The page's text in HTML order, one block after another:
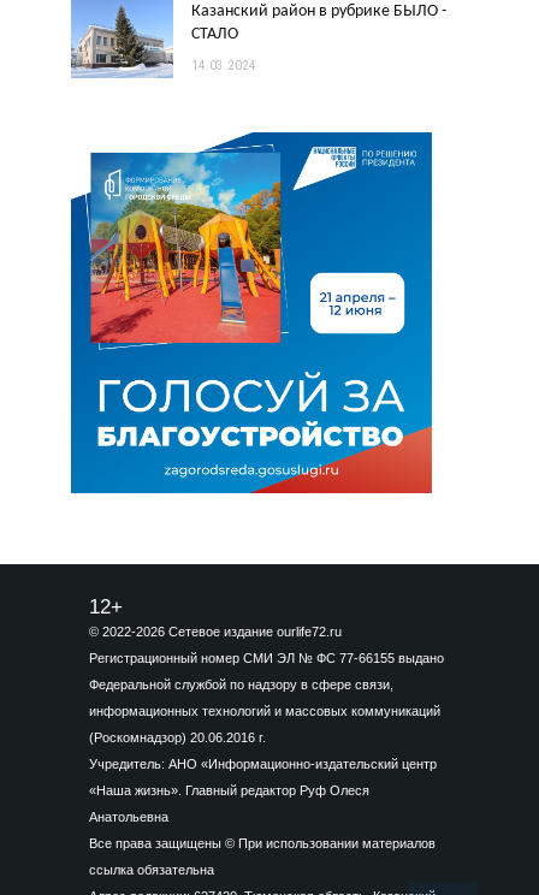
Казанский район в рубрике БЫЛО -
СТАЛО
14.03.2024
12+
© 2022-2026 Сетевое издание ourlife72.ru
Регистрационный номер СМИ ЭЛ № ФС 77-66155 выдано
Федеральной службой по надзору в сфере связи,
информационных технологий и массовых коммуникаций
(Роскомнадзор) 20.06.2016 г.
Учредитель: АНО «Информационно-издательский центр
«Наша жизнь». Главный редактор Руф Олеся
Анатольевна
Все права защищены © При использовании материалов
ссылка обязательна